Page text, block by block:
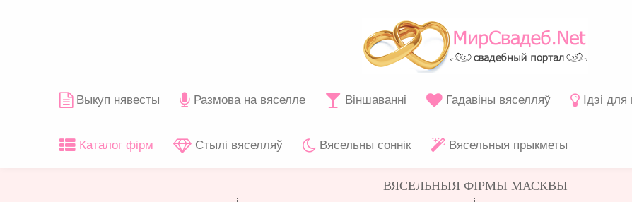
Выкуп нявесты Размова на вяселле Віншаванні Гадавіны вяселляў Ідэі
Каталог фірм Стылі вяселляў Вясельны соннік Вясельныя прыкметы
ВЯСЕЛЬНЫЯ ФІРМЫ МАСКВЫ